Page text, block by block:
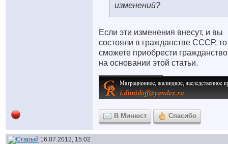
изменений?
Если эти изменения внесут, и вы
состояли в гражданстве СССР, то
сможете приобрести
на основании этой статьи.
В Минюст Спасибо
16.07.2012, 15:02